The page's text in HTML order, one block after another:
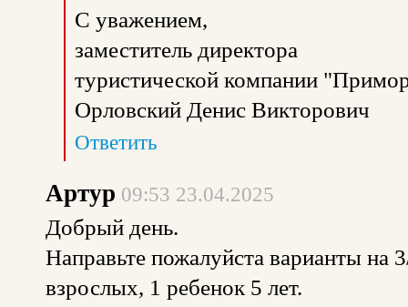
С уважением,
заместитель директора
туристической компании
Орловский Денис Викторович
Ответить
Артур 09:53 23.04.2025
Добрый день.
Направьте пожалуйста варианты на
взрослых, 1 ребенок 5 лет.